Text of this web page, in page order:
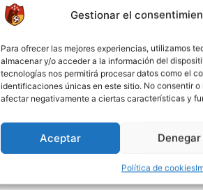
Gestionar el
Para ofrecer las mejores experiencias, utilizamos
almacenar y/o acceder a la información del
tecnologías nos permitirá procesar datos como el
identificaciones únicas en este sitio. No consentir
afectar negativamente a ciertas características y
Aceptar Denegar
Política de cookies
Goles